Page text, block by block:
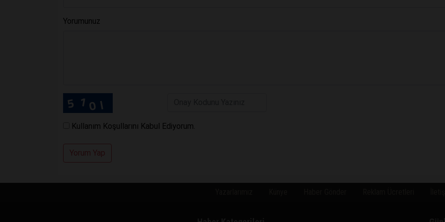
Yorumunuz
Kullanım Koşullarını Kabul Ediyorum.
Yorum Yap